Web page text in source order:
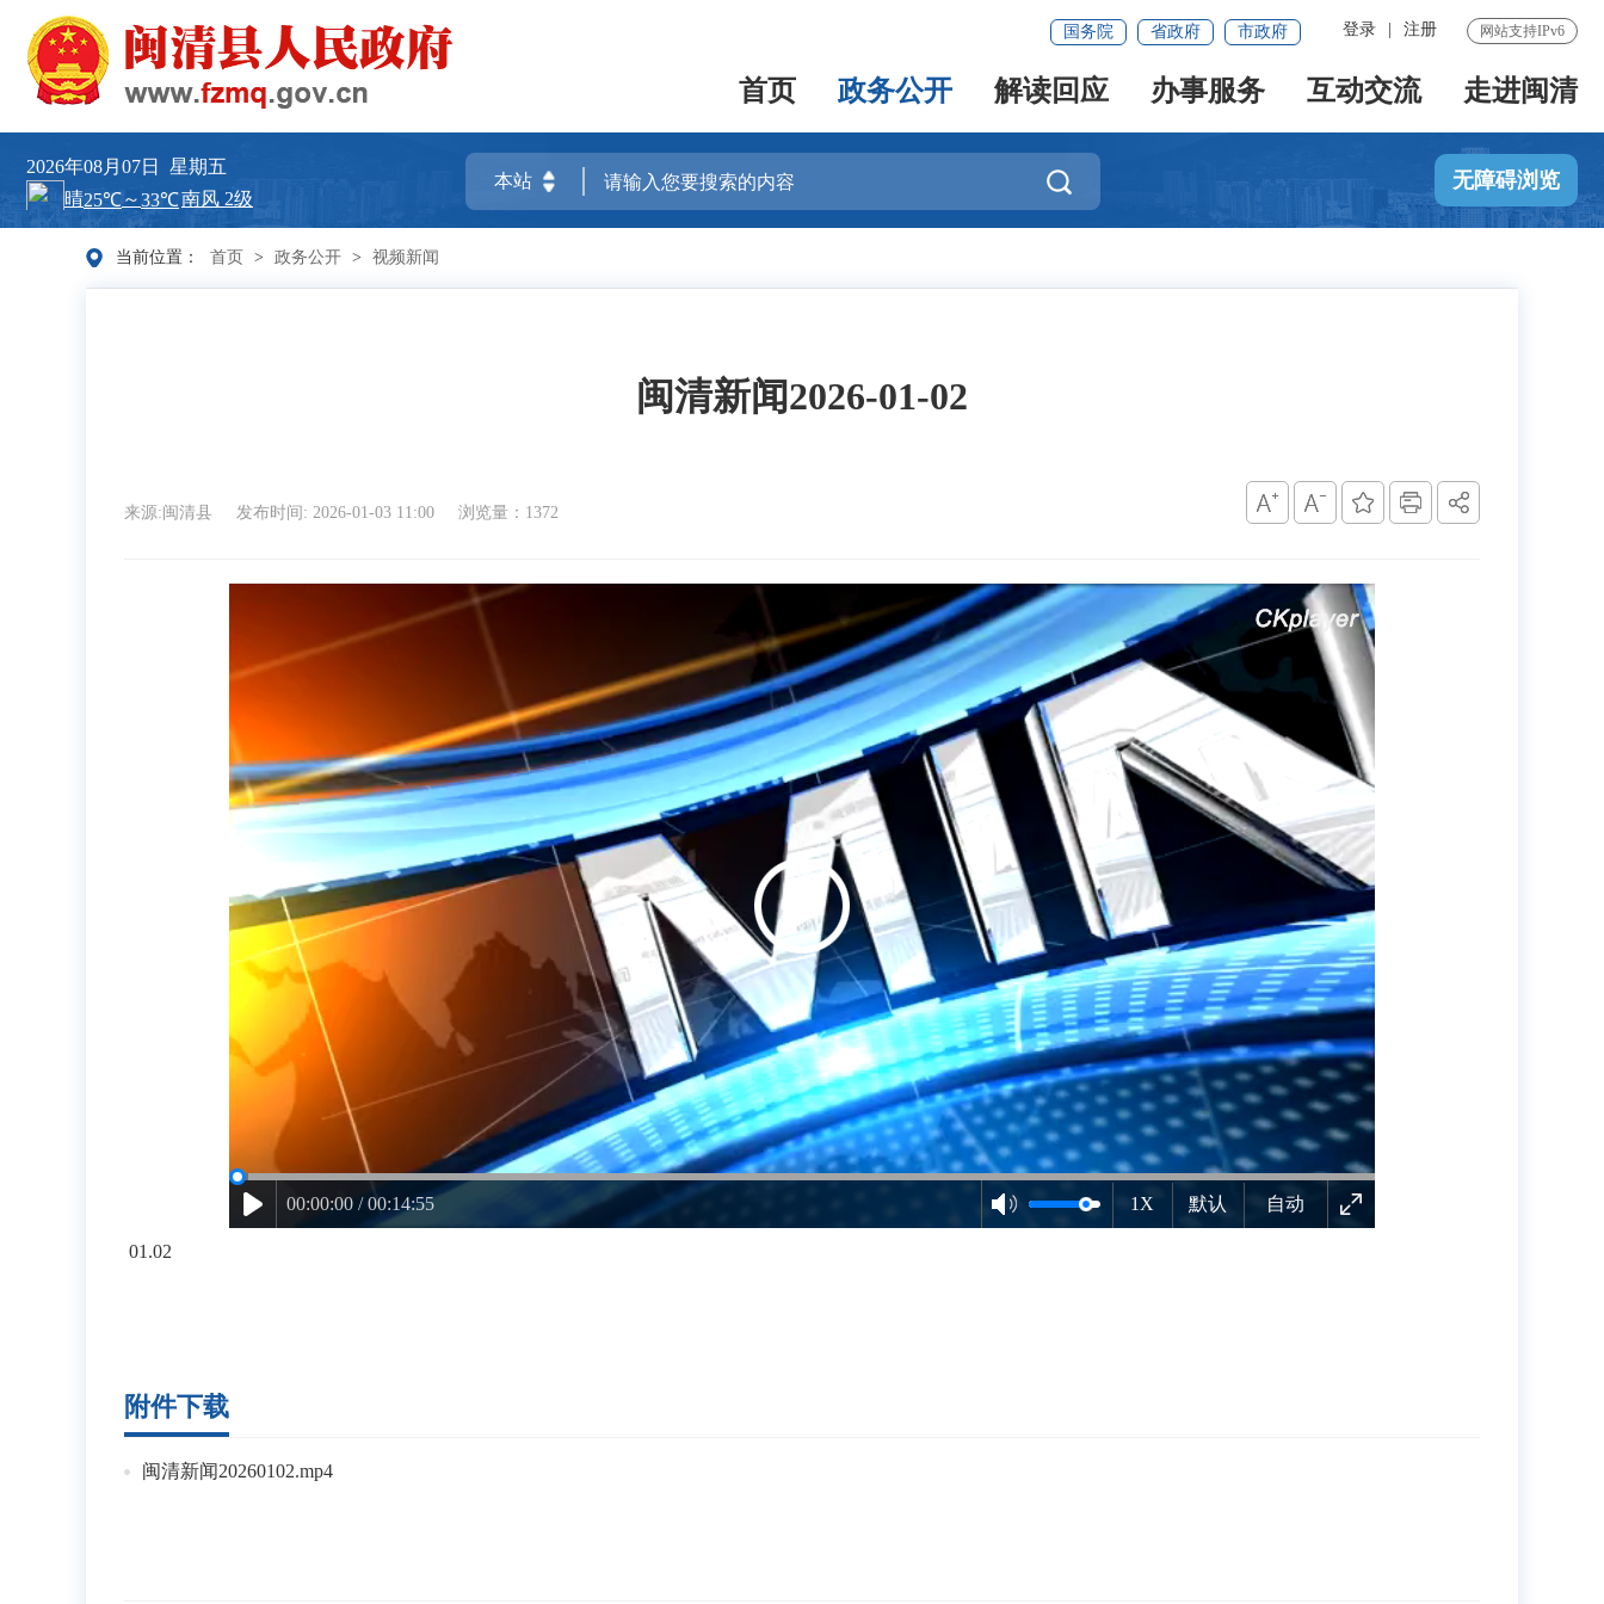
网站支持IPv6
登录 注册
国务院 省政府 市政府
首页 政务公开 解读回应 办事服务 互动交流 走进闽清
2026年08月07日 星期五
 无障碍浏览
当前位置： 首页 > 政务公开 > 视频新闻
闽清新闻2026-01-02
来源:闽清县 发布时间: 2026-01-03 11:00 浏览量：1372
自动
1X 默认
00:00:00 / 00:14:55
01.02
附件下载
闽清新闻20260102.mp4